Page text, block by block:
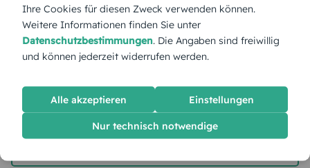
Gesamtpreis: 38,75 € Inkl. MwSt. zzgl. Versand
jetzt gestalten
Ihre Cookies für diesen Zweck verwenden können.
Weitere Informationen finden Sie unter
Datenschutzbestimmungen. Die Angaben sind freiwillig
und können jederzeit widerrufen werden.
Alle akzeptieren Einstellungen
Nur technisch notwendige